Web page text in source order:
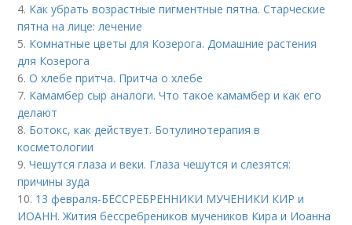
4. Как убрать возрастные пигментные пятна. Старческие
пятна на лице: лечение
5. Комнатные цветы для Козерога. Домашние растения
для Козерога
6.О хлебе притча. Притча о хлебе
7. Камамбер сыр аналоги. Что такое камамбер и как его
делают
8. Ботокс, как действует. Ботулинотерапия в
косметологии
9.Чешутся глаза и веки. Глаза чешутся и слезятся:
причины зуда
10. 13 февраля-БЕССРЕБРЕННИКИ МУЧЕНИКИ КИР и
ИОАНН. Жития бессребреников мучеников Кира и Иоанна